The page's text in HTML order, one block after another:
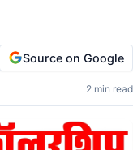
2 min read
Source on Google